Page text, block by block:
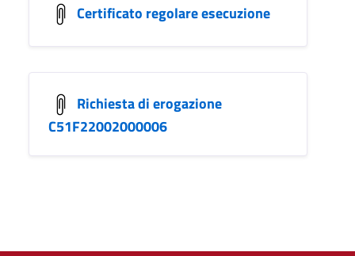
Certificato regolare esecuzione
Richiesta di erogazione
C51F22002000006